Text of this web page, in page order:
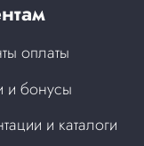
оплаты
и бонусы
и каталоги